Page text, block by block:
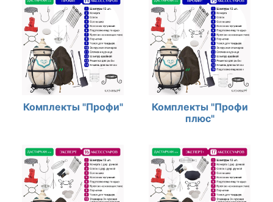
Комплекты "Профи"
Комплекты "Профи
плюс"